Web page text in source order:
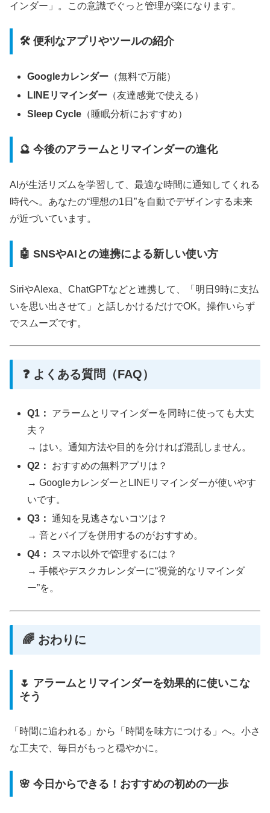
インダー」。この意識でぐっと管理が楽になります。
🛠️ 便利なアプリやツールの紹介
Googleカレンダー （無料で万能）
LINEリマインダー （友達感覚で使える）
Sleep Cycle （睡眠分析におすすめ）
🔮 今後のアラームとリマインダーの進化
AIが生活リズムを学習して、最適な時間に通知してくれる
時代へ。あなたの“理想の1日”を自動でデザインする未来
が近づいています。
🤖 SNSやAIとの連携による新しい使い方
SiriやAlexa、ChatGPTなどと連携して、「明日9時に支払
いを思い出させて」と話しかけるだけでOK。操作いらず
でスムーズです。
❓ よくある質問（FAQ）
Q1：
アラームとリマインダーを同時に使っても大丈
夫？
→ はい。通知方法や目的を分ければ混乱しません。
Q2：
おすすめの無料アプリは？
→ GoogleカレンダーとLINEリマインダーが使いやす
いです。
Q3： 通知を見逃さないコツは？
→ 音とバイブを併用するのがおすすめ。
Q4：
スマホ以外で管理するには？
→ 手帳やデスクカレンダーに“視覚的なリマインダ
ー”を。
🌈 おわりに
🌷 アラームとリマインダーを効果的に使いこな
そう
「時間に追われる」から「時間を味方につける」へ。小さ
な工夫で、毎日がもっと穏やかに。
🌸 今日からできる！おすすめの初めの一歩